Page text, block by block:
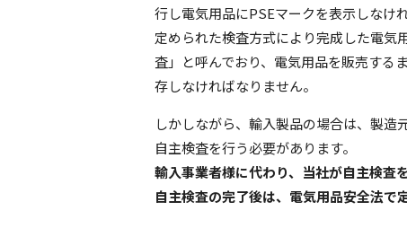
行し電気用品にPSEマークを表示しなけ
定められた検査方式により完成した電気
査」と呼んでおり、電気用品を販売する
存しなければなりません。
しかしながら、輸入製品の場合は、製
自主検査を行う必要があります。
輸入事業者様に代わり、当社が自主検査
自主検査の完了後は、電気用品安全法で